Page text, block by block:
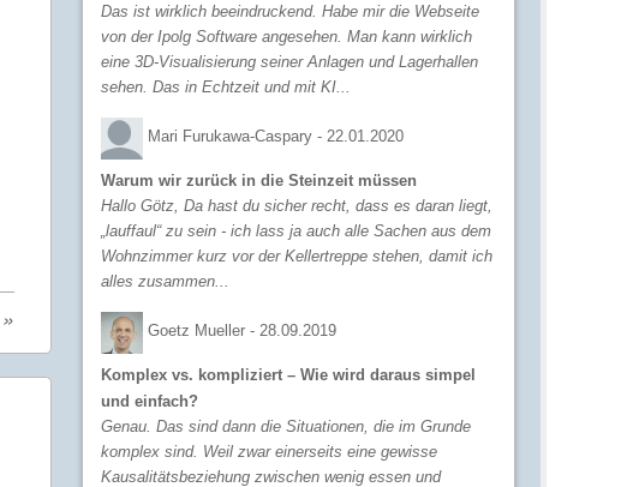
»
Das ist wirklich beeindruckend. Habe mir die Webseite
von der Ipolg Software angesehen. Man kann wirklich
eine 3D-Visualisierung seiner Anlagen und Lagerhallen
sehen. Das in Echtzeit und mit KI...
Mari Furukawa-Caspary - 22.01.2020
Warum wir zurück in die Steinzeit müssen
Hallo Götz, Da hast du sicher recht, dass es daran liegt,
„lauffaul“ zu sein - ich lass ja auch alle Sachen aus dem
Wohnzimmer kurz vor der Kellertreppe stehen, damit ich
alles zusammen...
Goetz Mueller - 28.09.2019
Komplex vs. kompliziert – Wie wird daraus simpel
und einfach?
Genau. Das sind dann die Situationen, die im Grunde
komplex sind. Weil zwar einerseits eine gewisse
Kausalitätsbeziehung zwischen wenig essen und